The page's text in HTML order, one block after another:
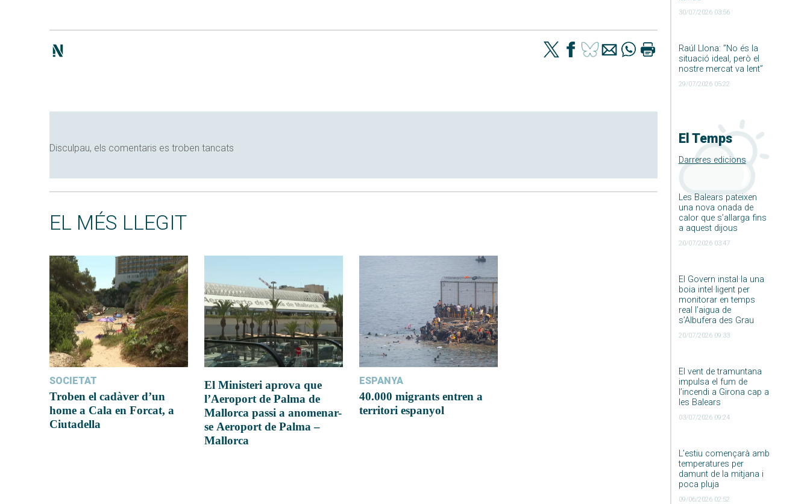
30/07/2026 03:56
Raúl Llona: ”No és la
situació ideal, però el
nostre mercat va lent”
29/07/2026 05:22
El Temps
Darreres edicions
Les Balears pateixen
una nova onada de
calor que s’allarga fins
a aquest dijous
20/07/2026 03:47
El Govern instal·la una
boia intel·ligent per
monitorar en temps
real l’aigua de
s’Albufera des Grau
20/07/2026 09:33
El vent de tramuntana
impulsa el fum de
l’incendi a Girona cap a
les Balears
03/07/2026 09:24
L’estiu començarà amb
temperatures per
damunt de la mitjana i
poca pluja
09/06/2026 02:52
Disculpau, els comentaris es troben tancats
EL MÉS LLEGIT
SOCIETAT
Troben el cadàver d’un
home a Cala en Forcat, a
Ciutadella
El Ministeri aprova que
l’Aeroport de Palma de
Mallorca passi a anomenar-
se Aeroport de Palma –
Mallorca
ESPANYA
40.000 migrants entren a
territori espanyol